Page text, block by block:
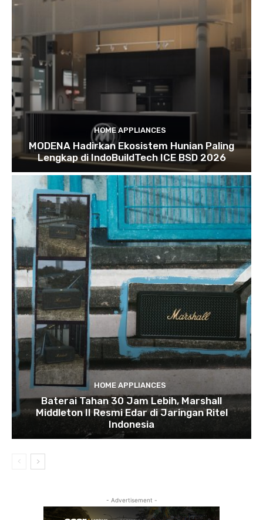
HOME APPLIANCES
MODENA Hadirkan Ekosistem Hunian Paling
Lengkap di IndoBuildTech ICE BSD 2026
HOME APPLIANCES
Baterai Tahan 30 Jam Lebih, Marshall
Middleton II Resmi Edar di Jaringan Ritel
Indonesia
- Advertisement -